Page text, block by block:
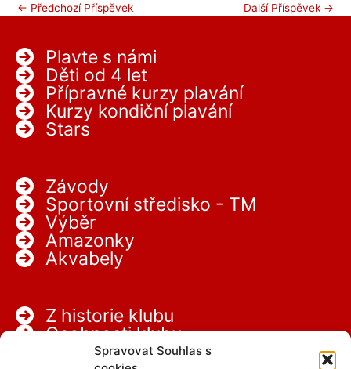
Spravovat Souhlas s
← Předchozí Příspěvek Další Příspěvek →
Plavte s námi
Děti od 4 let
Přípravné kurzy plavání
Kurzy kondiční plavání
Stars
Závody
Sportovní středisko - TM
Výběr
Amazonky
Akvabely
Z historie klubu
Osobnosti klubu
Partneři